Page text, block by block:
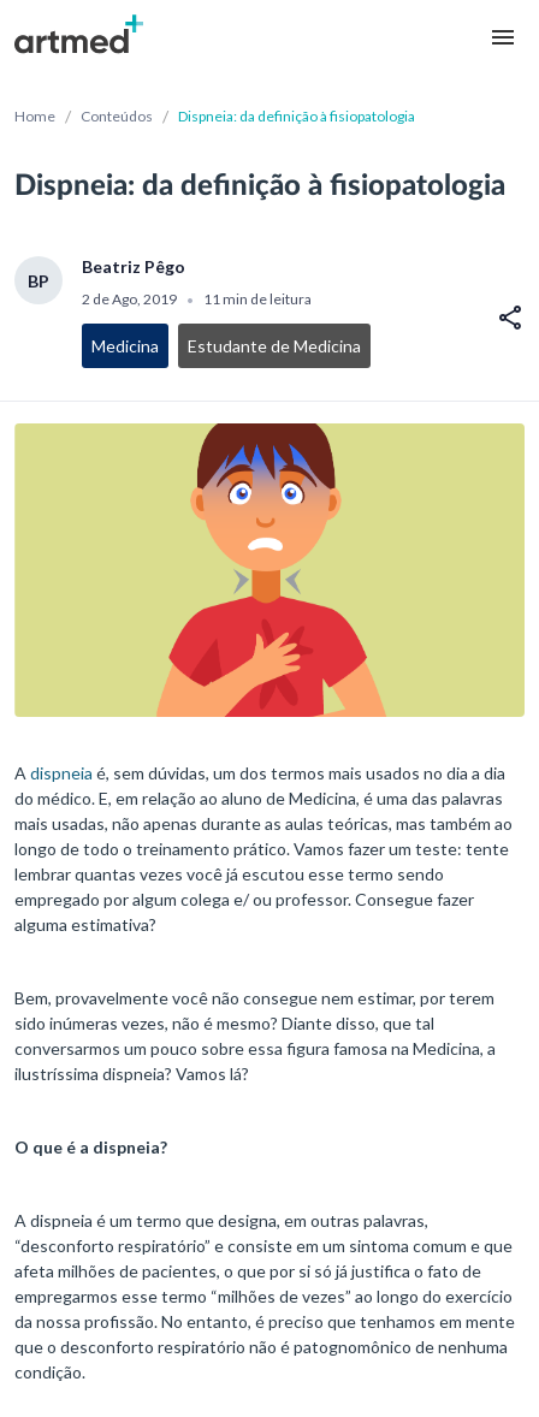
Home / Conteúdos / Dispneia: da definição à fisiopatologia
Dispneia: da definição à fisiopatologia
BP
Beatriz Pêgo
2 de Ago, 2019 • 11 min de leitura
Medicina Estudante de Medicina
A dispneia é, sem dúvidas, um dos termos mais usados no dia a dia
do médico. E, em relação ao aluno de Medicina, é uma das palavras
mais usadas, não apenas durante as aulas teóricas, mas também ao
longo de todo o treinamento prático. Vamos fazer um teste: tente
lembrar quantas vezes você já escutou esse termo sendo
empregado por algum colega e/ ou professor. Consegue fazer
alguma estimativa?
Bem, provavelmente você não consegue nem estimar, por terem
sido inúmeras vezes, não é mesmo? Diante disso, que tal
conversarmos um pouco sobre essa figura famosa na Medicina, a
ilustríssima dispneia? Vamos lá?
O que é a dispneia?
A dispneia é um termo que designa, em outras palavras,
“desconforto respiratório” e consiste em um sintoma comum e que
afeta milhões de pacientes, o que por si só já justifica o fato de
empregarmos esse termo “milhões de vezes” ao longo do exercício
da nossa profissão. No entanto, é preciso que tenhamos em mente
que o desconforto respiratório não é patognomônico de nenhuma
condição.